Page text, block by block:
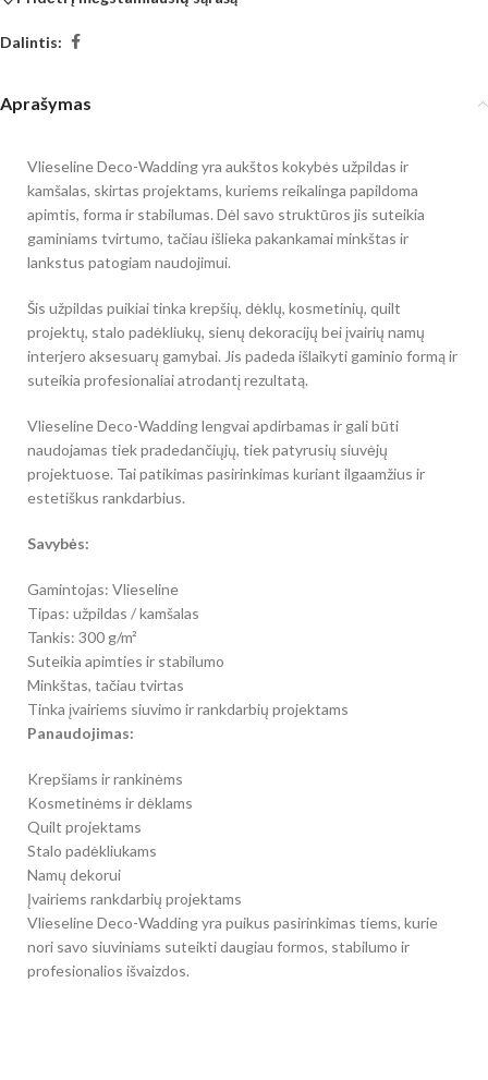
Dalintis:
Aprašymas
Vlieseline Deco-Wadding yra aukštos kokybės užpildas ir
kamšalas, skirtas projektams, kuriems reikalinga papildoma
apimtis, forma ir stabilumas. Dėl savo struktūros jis suteikia
gaminiams tvirtumo, tačiau išlieka pakankamai minkštas ir
lankstus patogiam naudojimui.
Šis užpildas puikiai tinka krepšių, dėklų, kosmetinių, quilt
projektų, stalo padėkliukų, sienų dekoracijų bei įvairių namų
interjero aksesuarų gamybai. Jis padeda išlaikyti gaminio formą ir
suteikia profesionaliai atrodantį rezultatą.
Vlieseline Deco-Wadding lengvai apdirbamas ir gali būti
naudojamas tiek pradedančiųjų, tiek patyrusių siuvėjų
projektuose. Tai patikimas pasirinkimas kuriant ilgaamžius ir
estetiškus rankdarbius.
Savybės:
Gamintojas: Vlieseline
Tipas: užpildas / kamšalas
Tankis: 300 g/m²
Suteikia apimties ir stabilumo
Minkštas, tačiau tvirtas
Tinka įvairiems siuvimo ir rankdarbių projektams
Panaudojimas:
Krepšiams ir rankinėms
Kosmetinėms ir dėklams
Quilt projektams
Stalo padėkliukams
Namų dekorui
Įvairiems rankdarbių projektams
Vlieseline Deco-Wadding yra puikus pasirinkimas tiems, kurie
nori savo siuviniams suteikti daugiau formos, stabilumo ir
profesionalios išvaizdos.